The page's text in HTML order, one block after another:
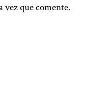
vez que comente.